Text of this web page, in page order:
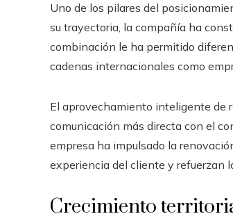
Uno de los pilares del
su trayectoria, la compañía ha
combinación le ha permitido
cadenas internacionales como
El aprovechamiento inteligente de
comunicación más directa con el
empresa ha impulsado la
experiencia del cliente y refuerzan
Crecimiento